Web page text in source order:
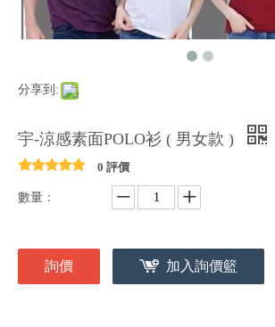
分享到:
宇-涼感素面POLO衫 ( 男女款 )
0 評價
數量：
詢價 加入詢價籃